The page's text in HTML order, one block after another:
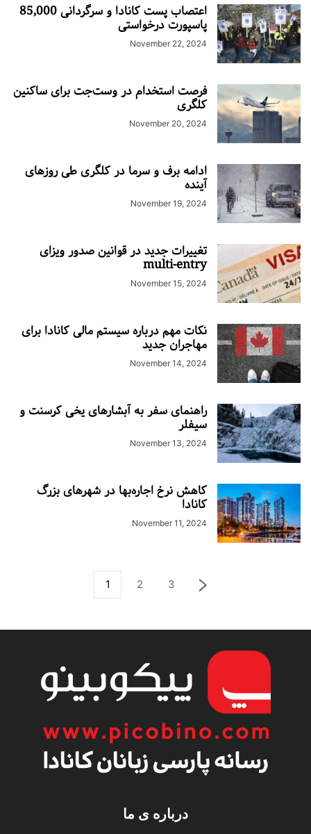
اعتصاب پست کانادا و سرگردانی 85,000
پاسپورت درخواستی
November 22, 2024
فرصت استخدام در وست‌جت برای ساکنین
کلگری
November 20, 2024
ادامه برف و سرما در کلگری طی روزهای
آینده
November 19, 2024
تغییرات جدید در قوانین صدور ویزای
multi-entry
November 15, 2024
نکات مهم درباره سیستم مالی کانادا برای
مهاجران جدید
November 14, 2024
راهنمای سفر به آبشارهای یخی کرسنت و
سیفلر
November 13, 2024
کاهش نرخ اجاره‌بها در شهرهای بزرگ
کانادا
November 11, 2024
1 2 3
درباره ی ما